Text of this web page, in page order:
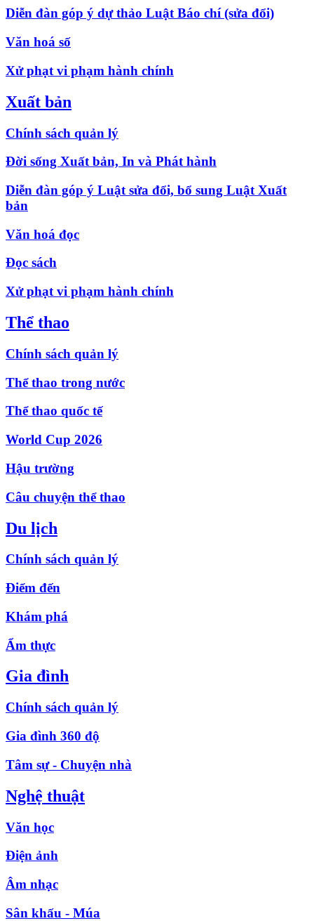
Diễn đàn góp ý dự thảo Luật Báo chí (sửa đổi)
Văn hoá số
Xử phạt vi phạm hành chính
Xuất bản
Chính sách quản lý
Đời sống Xuất bản, In và Phát hành
Diễn đàn góp ý Luật sửa đổi, bổ sung Luật Xuất
bản
Văn hoá đọc
Đọc sách
Xử phạt vi phạm hành chính
Thể thao
Chính sách quản lý
Thể thao trong nước
Thể thao quốc tế
World Cup 2026
Hậu trường
Câu chuyện thể thao
Du lịch
Chính sách quản lý
Điểm đến
Khám phá
Ẩm thực
Gia đình
Chính sách quản lý
Gia đình 360 độ
Tâm sự - Chuyện nhà
Nghệ thuật
Văn học
Điện ảnh
Âm nhạc
Sân khấu - Múa